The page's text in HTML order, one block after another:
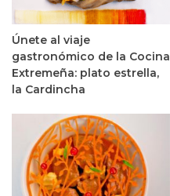
Únete al viaje
gastronómico de la Cocina
Extremeña: plato estrella,
la Cardincha